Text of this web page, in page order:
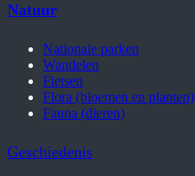
Natuur
Nationale parken
Wandelen
Fietsen
Flora (bloemen en planten)
Fauna (dieren)
Geschiedenis